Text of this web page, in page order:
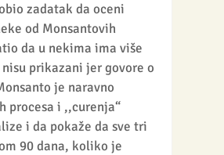
zadatak da oceni
od Monsantovih
da u nekima ima više
prikazani jer govore o
je naravno
procesa i ,,curenja“
i da pokaže da sve tri
90 dana, koliko je